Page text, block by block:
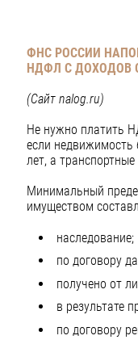
ФНС РОССИИ
НДФЛ С ДОХОДОВ
(Сайт nalog.ru)
Не нужно платить
если недвижимость
лет, а
Минимальный
имуществом
наследование;
по договору
получено от
в результате
по договору